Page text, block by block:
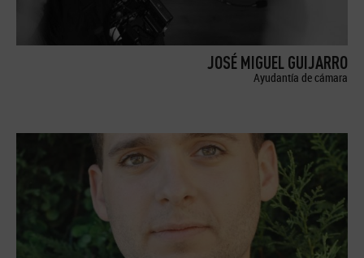
JOSÉ MIGUEL GUIJARRO
Ayudantía de cámara